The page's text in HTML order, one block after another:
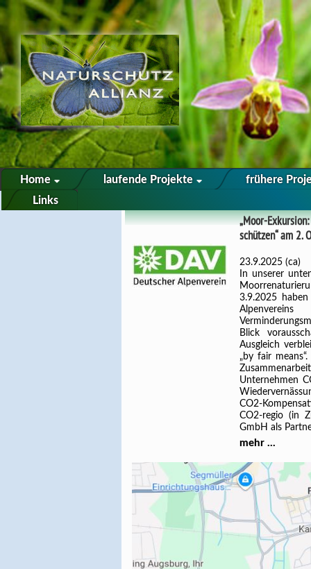
Home laufende Projekte
frühere
Links
„Moor-
schützen“ am 2.
23.9.2025 (ca)
In unserer
3.9.2025
Blick
Ausgleich
„by fair
Unternehmen
CO2-
CO2-regio (in
GmbH als
mehr ...